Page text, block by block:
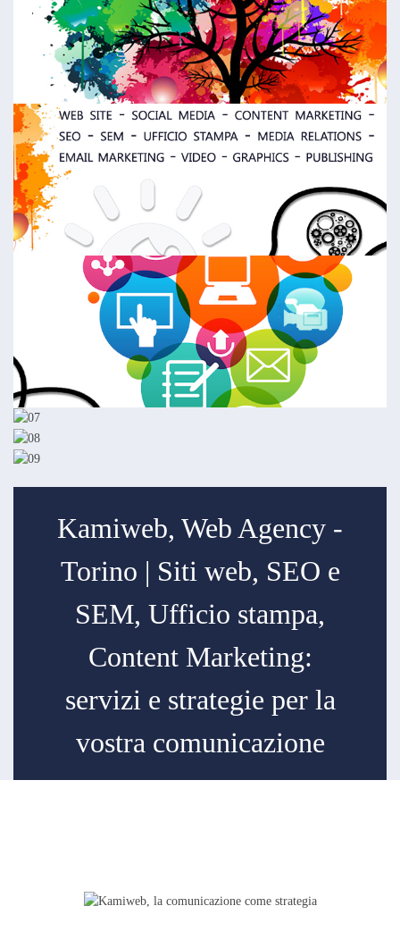
Kamiweb, Web Agency -
Torino | Siti web, SEO e
SEM, Ufficio stampa,
Content Marketing:
servizi e strategie per la
vostra comunicazione